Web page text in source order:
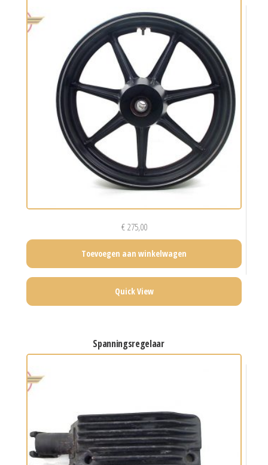
€275,00
Toevoegen aan winkelwagen
Quick View
spanningsregelaar